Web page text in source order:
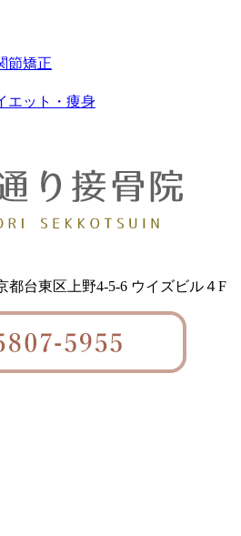
節矯正
エット・痩身
都台東区上野4-5-6 ウイズビル４F